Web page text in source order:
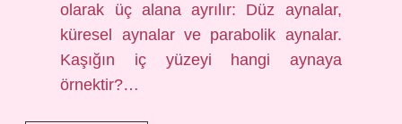
olarak üç alana ayrılır: Düz aynalar,
küresel aynalar ve parabolik aynalar.
Kaşığın iç yüzeyi hangi aynaya
örnektir?…